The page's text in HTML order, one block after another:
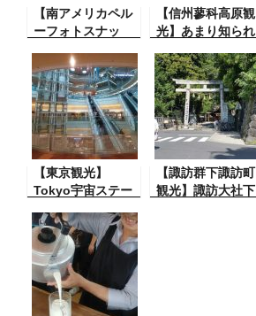
【南アメリカペル
ーフォトスナッ
首都クスコの街ス
ナップ 風景と生
活する人達
【信州蓼科高原観
光】あまり知られ
道祖神
【東京観光】
Tokyo宇宙ステー
【諏訪群下諏訪町
観光】諏訪大社下